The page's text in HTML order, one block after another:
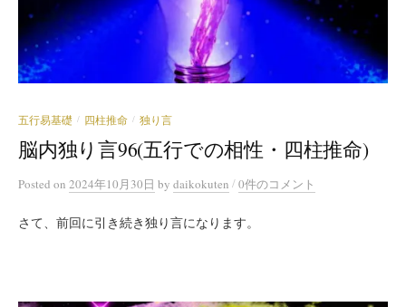
五行易基礎 / 四柱推命 / 独り言
脳内独り言96(五行での相性・四柱推命)
Posted on 2024年10月30日 by daikokuten /0件のコメント
さて、前回に引き続き独り言になります。